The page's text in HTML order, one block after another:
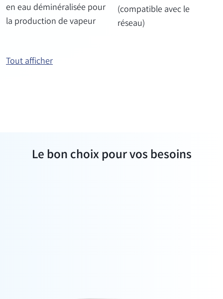
en eau déminéralisée pour
la production de vapeur
(compatible avec le
réseau)
Tout afficher
Le bon choix pour vos besoins